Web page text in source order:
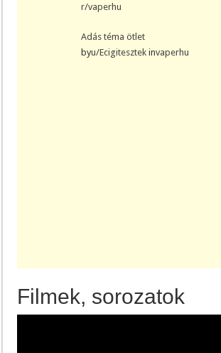
r/vaperhu
Adás téma ötlet
byu/Ecigitesztek invaperhu
Filmek, sorozatok